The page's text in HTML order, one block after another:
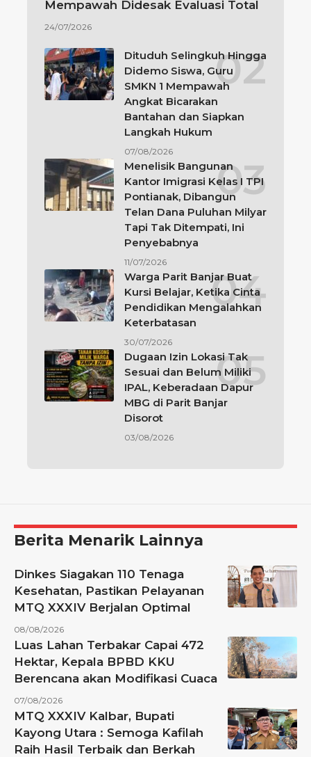
Mempawah Didesak Evaluasi Total
24/07/2026
Dituduh Selingkuh Hingga
Didemo Siswa, Guru
SMKN 1 Mempawah
Angkat Bicarakan
Bantahan dan Siapkan
Langkah Hukum
07/08/2026
Menelisik Bangunan
Kantor Imigrasi Kelas I TPI
Pontianak, Dibangun
Telan Dana Puluhan Milyar
Tapi Tak Ditempati, Ini
Penyebabnya
11/07/2026
Warga Parit Banjar Buat
Kursi Belajar, Ketika Cinta
Pendidikan Mengalahkan
Keterbatasan
30/07/2026
Dugaan Izin Lokasi Tak
Sesuai dan Belum Miliki
IPAL, Keberadaan Dapur
MBG di Parit Banjar
Disorot
03/08/2026
Berita Menarik Lainnya
Dinkes Siagakan 110 Tenaga
Kesehatan, Pastikan Pelayanan
MTQ XXXIV Berjalan Optimal
08/08/2026
Luas Lahan Terbakar Capai 472
Hektar, Kepala BPBD KKU
Berencana akan Modifikasi Cuaca
07/08/2026
MTQ XXXIV Kalbar, Bupati
Kayong Utara : Semoga Kafilah
Raih Hasil Terbaik dan Berkah